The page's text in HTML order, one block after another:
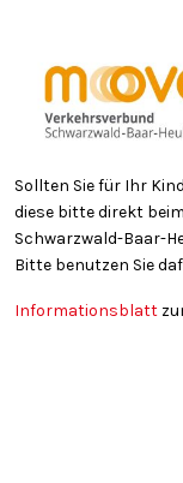
Sollten Sie für Ihr
diese bitte direkt
Schwarzwald-Baar-
Bitte benutzen Sie
Informationsblatt